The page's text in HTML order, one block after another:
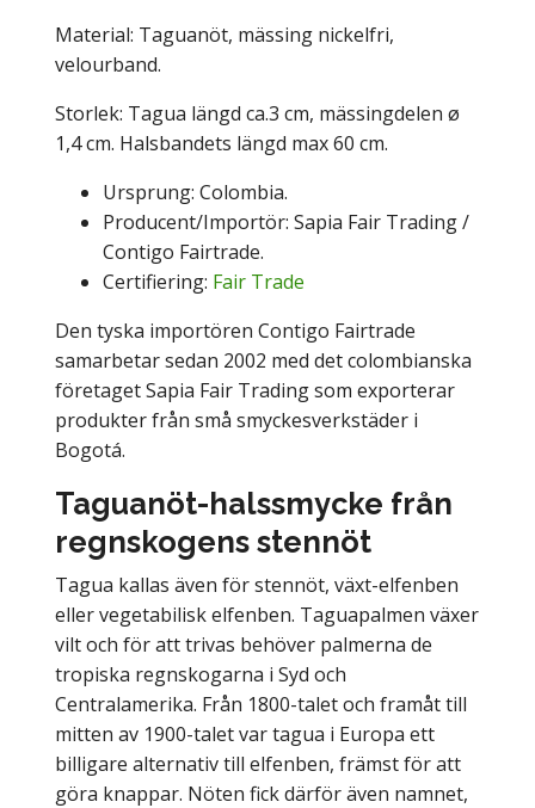
Material: Taguanöt, mässing nickelfri,
velourband.
Storlek: Tagua längd ca.3 cm, mässingdelen ø
1,4 cm. Halsbandets längd max 60 cm.
Ursprung: Colombia.
Producent/Importör: Sapia Fair Trading /
Contigo Fairtrade.
Certifiering: Fair Trade
Den tyska importören Contigo Fairtrade
samarbetar sedan 2002 med det colombianska
företaget Sapia Fair Trading som exporterar
produkter från små smyckesverkstäder i
Bogotá.
Taguanöt-halssmycke från
regnskogens stennöt
Tagua kallas även för stennöt, växt-elfenben
eller vegetabilisk elfenben. Taguapalmen växer
vilt och för att trivas behöver palmerna de
tropiska regnskogarna i Syd och
Centralamerika. Från 1800-talet och framåt till
mitten av 1900-talet var tagua i Europa ett
billigare alternativ till elfenben, främst för att
göra knappar. Nöten fick därför även namnet,